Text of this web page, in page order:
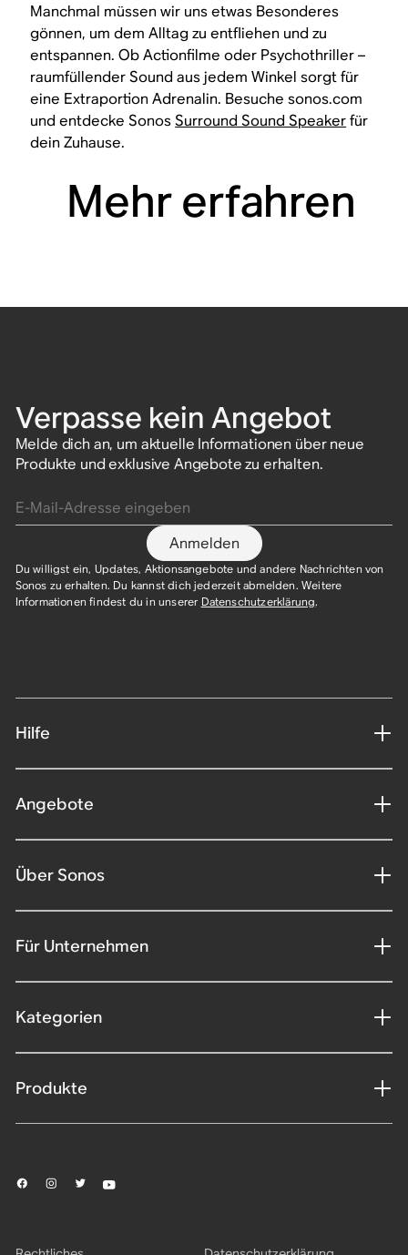
Manchmal müssen wir uns etwas Besonderes
gönnen, um dem Alltag zu entfliehen und zu
entspannen. Ob Actionfilme oder Psychothriller –
raumfüllender Sound aus jedem Winkel sorgt für
eine Extraportion Adrenalin. Besuche sonos.com
und entdecke SonosSurround Sound Speakerfür
dein Zuhause.
Mehr erfahren
Verpasse kein Angebot
Melde dich an, um aktuelle Informationen über neue
Produkte und exklusive Angebote zu erhalten.
Anmelden
Du willigst ein, Updates, Aktionsangebote und andere Nachrichten von
Sonos zu erhalten. Du kannst dich jederzeit abmelden. Weitere
Informationen findest du in unserer Datenschutzerklärung.​
Hilfe
Angebote
Über Sonos
Für Unternehmen
Kategorien
Produkte